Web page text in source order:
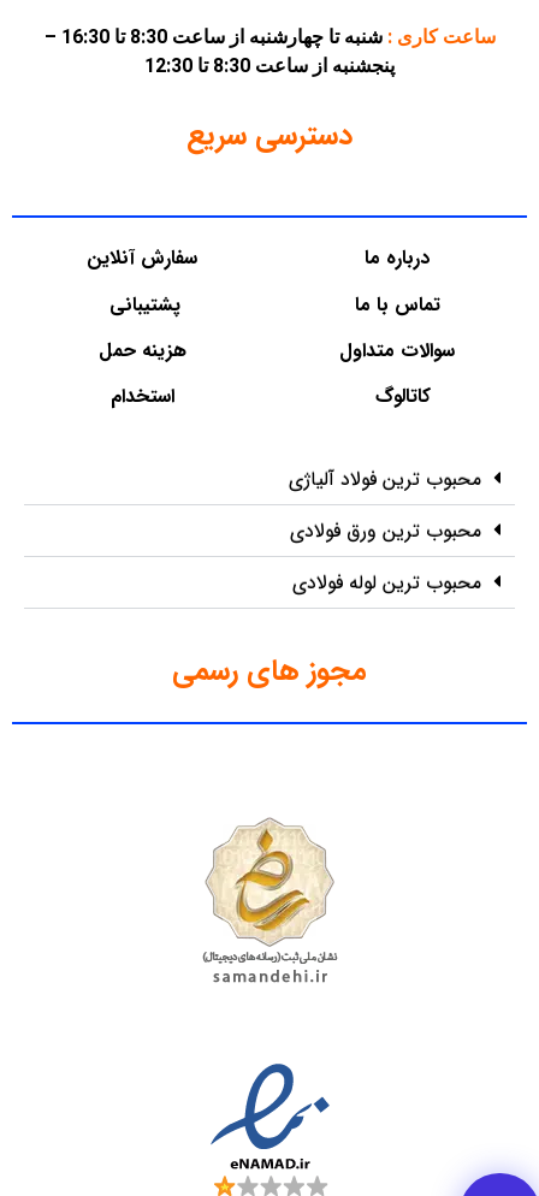
ساعت کاری :
شنبه تا چهارشنبه از ساعت 8:30 تا 16:30 –
پنجشنبه از ساعت 8:30 تا 12:30
دسترسی سریع
درباره ما
تماس با ما
سوالات متداول
کاتالوگ
سفارش آنلاین
پشتیبانی
هزینه حمل
استخدام
محبوب ترین فولاد آلیاژی
محبوب ترین ورق فولادی
محبوب ترین لوله فولادی
مجوز های رسمی